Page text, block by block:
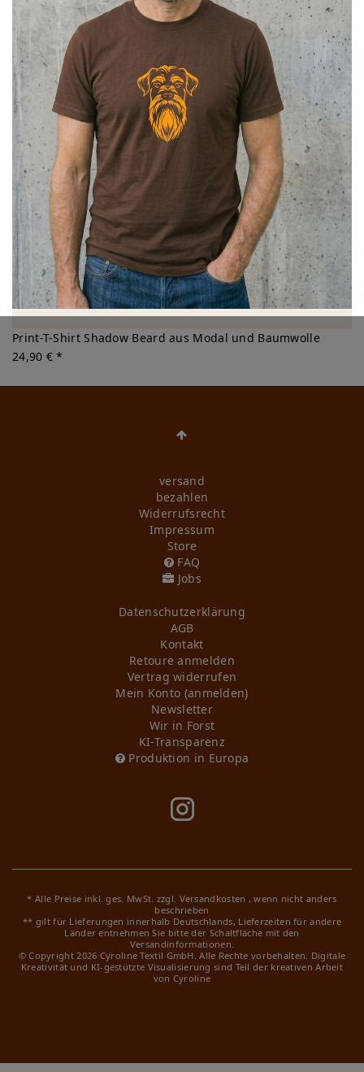
Print-T-Shirt Shadow Beard aus Modal und Baumwolle
24,90 € *
versand
bezahlen
Widerrufs­recht
Impressum
Store
FAQ
Jobs
Daten­schutz­erklärung
AGB
Kontakt
Retoure anmelden
Vertrag widerrufen
Mein Konto (anmelden)
Newsletter
Wir in Forst
KI-Transparenz
Produktion in Europa
* Alle Preise inkl. ges. MwSt. zzgl. Versandkosten , wenn nicht anders
beschrieben
** gilt für Lieferungen innerhalb Deutschlands, Lieferzeiten für andere
Länder entnehmen Sie bitte der Schaltfläche mit den
Versandinformationen.
© Copyright 2026 Cyroline Textil GmbH. Alle Rechte vorbehalten. Digitale
Kreativität und KI-gestützte Visualisierung sind Teil der kreativen Arbeit
von Cyroline